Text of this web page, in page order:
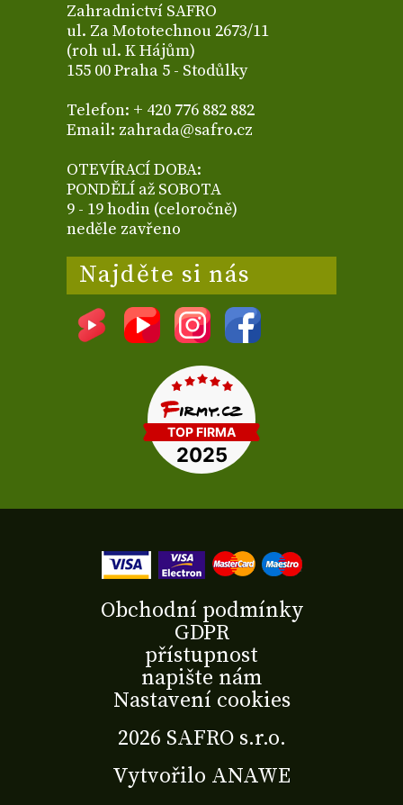
Zahradnictví SAFRO
ul. Za Mototechnou 2673/11
(roh ul. K Hájům)
155 00 Praha 5 - Stodůlky
Telefon: + 420 776 882 882
Email: zahrada@safro.cz
OTEVÍRACÍ DOBA:
PONDĚLÍ až SOBOTA
9 - 19 hodin (celoročně)
neděle zavřeno
Najděte si nás
2026 SAFRO s.r.o.
Vytvořilo ANAWE
Obchodní podmínky
GDPR
přístupnost
napište nám
Nastavení cookies